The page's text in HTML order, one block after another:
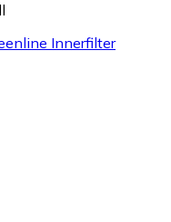
Innerfilter